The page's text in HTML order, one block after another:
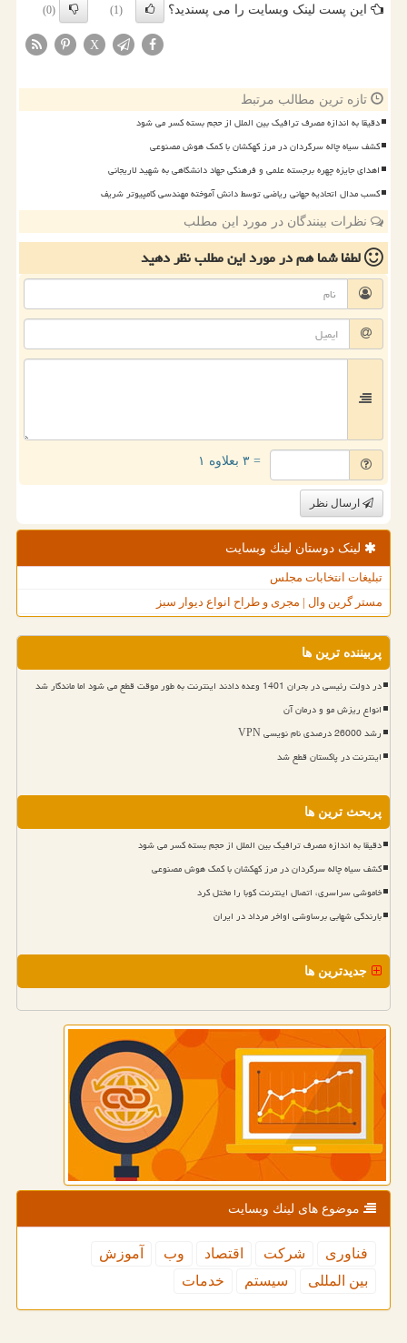
این پست لینک وبسایت را می پسندید؟ (1)
(0)
X
تازه ترین مطالب مرتبط
دقیقا به اندازه مصرف ترافیک بین الملل از حجم بسته کسر می شود
کشف سیاه چاله سرگردان در مرز کهکشان با کمک هوش مصنوعی
اهدای جایزه چهره برجسته علمی و فرهنگی جهاد دانشگاهی به شهید لاریجانی
کسب مدال اتحادیه جهانی ریاضی توسط دانش آموخته مهندسی کامپیوتر شریف
نظرات بینندگان در مورد این مطلب
لطفا شما همدر مورد این مطلبنظر دهید
= ۳ بعلاوه ۱
ارسال نظر
لینک دوستان لینك وبسایت
تبلیغات انتخابات مجلس
مستر گرین وال | مجری و طراح انواع دیوار سبز
پربیننده ترین ها
در دولت رئیسی در بحران 1401 وعده دادند اینترنت به طور موقت قطع می شود اما ماندگار شد
انواع ریزش مو و درمان آن
رشد 26000 درصدی نام نویسی VPN
اینترنت در پاکستان قطع شد
پربحث ترین ها
دقیقا به اندازه مصرف ترافیک بین الملل از حجم بسته کسر می شود
کشف سیاه چاله سرگردان در مرز کهکشان با کمک هوش مصنوعی
خاموشی سراسری، اتصال اینترنت کوبا را مختل کرد
بارندگی شهابی برساوشی اواخر مرداد در ایران
جدیدترین ها
موضوع های لینك وبسایت
فناوری شركت اقتصاد وب
آموزش
بین المللی
سیستم خدمات